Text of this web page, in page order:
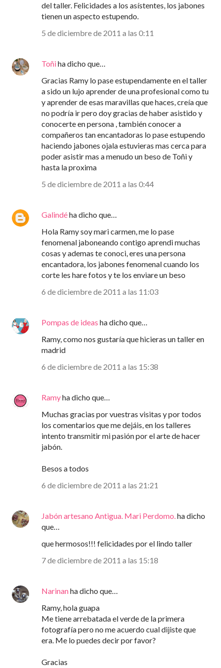
del taller. Felicidades a los asístentes, los jabones
tienen un aspecto estupendo.
5 de diciembre de 2011 a las 0:11
Toñiha dicho que…
Gracias Ramy lo pase estupendamente en el taller
a sido un lujo aprender de una profesional como tu
y aprender de esas maravillas que haces, creía que
no podría ir pero doy gracias de haber asistido y
conocerte en persona , también conocer a
compañeros tan encantadoras lo pase estupendo
haciendo jabones ojala estuvieras mas cerca para
poder asistir mas a menudo un beso de Toñi y
hasta la proxima
5 de diciembre de 2011 a las 0:44
Galindéha dicho que…
Hola Ramy soy mari carmen, me lo pase
fenomenal jaboneando contigo aprendi muchas
cosas y ademas te conoci, eres una persona
encantadora, los jabones fenomenal cuando los
corte les hare fotos y te los enviare un beso
6 de diciembre de 2011 a las 11:03
Pompas de ideas ha dicho que…
Ramy, como nos gustaría que hicieras un taller en
madrid
6 de diciembre de 2011 a las 15:38
Ramyha dicho que…
Muchas gracias por vuestras visitas y por todos
los comentarios que me dejáis, en los talleres
intento transmitir mi pasión por el arte de hacer
jabón.
Besos a todos
6 de diciembre de 2011 a las 21:21
Jabón artesano Antigua. Mari Perdomo.ha dicho
que…
que hermosos!!! felicidades por el lindo taller
7 de diciembre de 2011 a las 15:18
Narinanha dicho que…
Ramy, hola guapa
Me tiene arrebatada el verde de la primera
fotografía pero no me acuerdo cual dijiste que
era. Me lo puedes decir por favor?
Gracias